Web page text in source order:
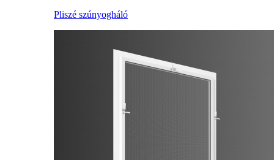
Pliszé szúnyogháló